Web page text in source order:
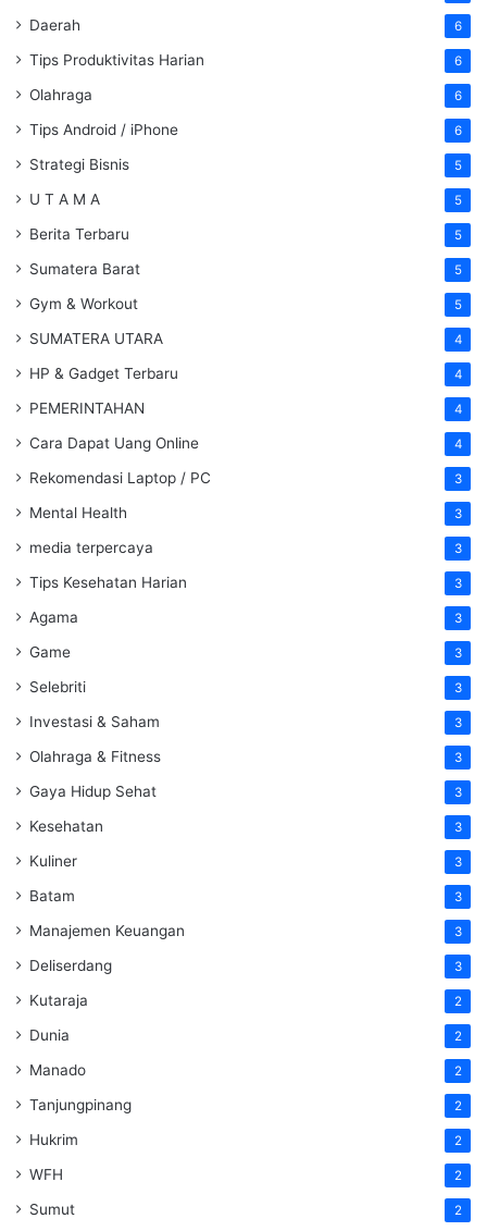
Daerah 6
Tips Produktivitas Harian 6
Olahraga 6
Tips Android / iPhone 6
Strategi Bisnis 5
U T A M A 5
Berita Terbaru 5
Sumatera Barat 5
Gym & Workout 5
SUMATERA UTARA 4
HP & Gadget Terbaru 4
PEMERINTAHAN 4
Cara Dapat Uang Online 4
Rekomendasi Laptop / PC 3
Mental Health 3
media terpercaya 3
Tips Kesehatan Harian 3
Agama 3
Game 3
Selebriti 3
Investasi & Saham 3
Olahraga & Fitness 3
Gaya Hidup Sehat 3
Kesehatan 3
Kuliner 3
Batam 3
Manajemen Keuangan 3
Deliserdang 3
Kutaraja 2
Dunia 2
Manado 2
Tanjungpinang 2
Hukrim 2
WFH 2
Sumut 2